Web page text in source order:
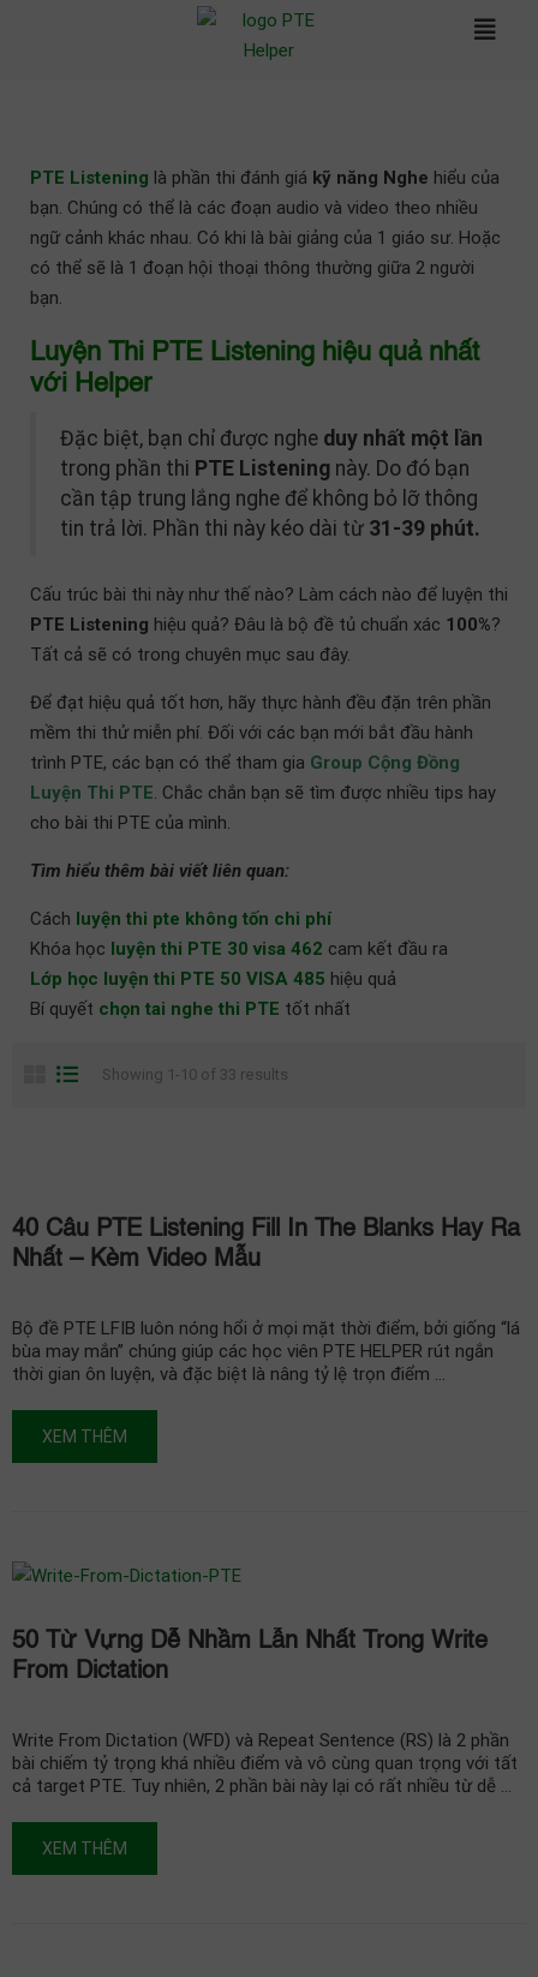
PTE Listening là phần thi đánh giá kỹ năng Nghe hiểu của
bạn. Chúng có thể là các đoạn audio và video theo nhiều
ngữ cảnh khác nhau. Có khi là bài giảng của 1 giáo sư. Hoặc
có thể sẽ là 1 đoạn hội thoại thông thường giữa 2 người
bạn.
Luyện Thi PTE Listening hiệu quả nhất
với Helper
Đặc biệt, bạn chỉ được nghe duy nhất một lần
trong phần thi PTE Listening này. Do đó bạn
cần tập trung lắng nghe để không bỏ lỡ thông
tin trả lời. Phần thi này kéo dài từ 31-39 phút.
Cấu trúc bài thi này như thế nào? Làm cách nào để luyện thi
PTE Listening hiệu quả? Đâu là bộ đề tủ chuẩn xác 100%?
Tất cả sẽ có trong chuyên mục sau đây.
Để đạt hiệu quả tốt hơn, hãy thực hành đều đặn trên phần
mềm thi thử miễn phí. Đối với các bạn mới bắt đầu hành
trình PTE, các bạn có thể tham gia Group Cộng Đồng
Luyện Thi PTE. Chắc chắn bạn sẽ tìm được nhiều tips hay
cho bài thi PTE của mình.
Tìm hiểu thêm bài viết liên quan:
Cách luyện thi pte không tốn chi phí
Khóa học luyện thi PTE 30 visa 462 cam kết đầu ra
Lớp học luyện thi PTE 50 VISA 485 hiệu quả
Bí quyết chọn tai nghe thi PTE tốt nhất
Showing 1-10 of 33 results
40 Câu PTE Listening Fill In The Blanks Hay Ra
Nhất – Kèm Video Mẫu
Bộ đề PTE LFIB luôn nóng hổi ở mọi mặt thời điểm, bởi giống “lá
bùa may mắn” chúng giúp các học viên PTE HELPER rút ngắn
thời gian ôn luyện, và đặc biệt là nâng tỷ lệ trọn điểm …
XEM THÊM
50 Từ Vựng Dễ Nhầm Lẫn Nhất Trong Write
From Dictation
Write From Dictation (WFD) và Repeat Sentence (RS) là 2 phần
bài chiếm tỷ trọng khá nhiều điểm và vô cùng quan trọng với tất
cả target PTE. Tuy nhiên, 2 phần bài này lại có rất nhiều từ dễ …
XEM THÊM